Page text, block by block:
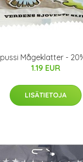
Mågeklatter -
1.19 EUR
LISÄTIETOJA